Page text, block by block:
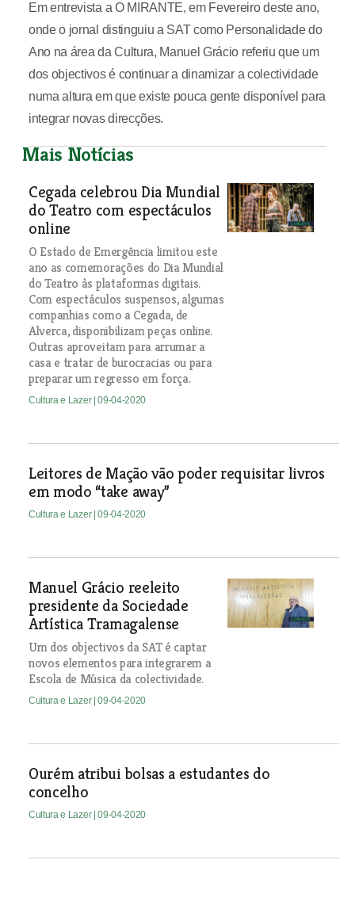
Em entrevista a O MIRANTE, em Fevereiro deste ano,
onde o jornal distinguiu a SAT como Personalidade do
Ano na área da Cultura, Manuel Grácio referiu que um
dos objectivos é continuar a dinamizar a colectividade
numa altura em que existe pouca gente disponível para
integrar novas direcções.
Mais Notícias
Cegada celebrou Dia Mundial
do Teatro com espectáculos
online
O Estado de Emergência limitou este
ano as comemorações do Dia Mundial
do Teatro às plataformas digitais.
Com espectáculos suspensos, algumas
companhias como a Cegada, de
Alverca, disponibilizam peças online.
Outras aproveitam para arrumar a
casa e tratar de burocracias ou para
preparar um regresso em força.
Cultura e Lazer | 09-04-2020
Leitores de Mação vão poder requisitar livros
em modo “take away”
Cultura e Lazer | 09-04-2020
Manuel Grácio reeleito
presidente da Sociedade
Artística Tramagalense
Um dos objectivos da SAT é captar
novos elementos para integrarem a
Escola de Música da colectividade.
Cultura e Lazer | 09-04-2020
Ourém atribui bolsas a estudantes do
concelho
Cultura e Lazer | 09-04-2020